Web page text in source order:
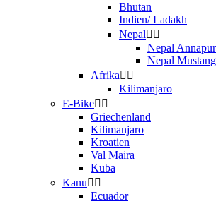
Bhutan
Indien/ Ladakh
Nepal
Nepal
Nepal Mustang
Afrika
Kilimanjaro
E-Bike
Griechenland
Kilimanjaro
Kroatien
Val Maira
Kuba
Kanu
Ecuador